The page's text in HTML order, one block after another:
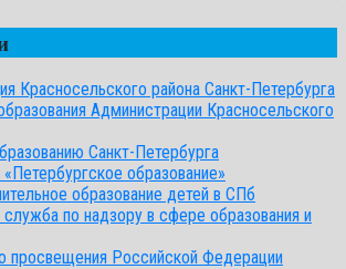
Красносельского района Санкт-Петербурга
Администрации Красносельского
Санкт-Петербурга
образование»
образование детей в СПб
по надзору в сфере образования и
просвещения Российской Федерации